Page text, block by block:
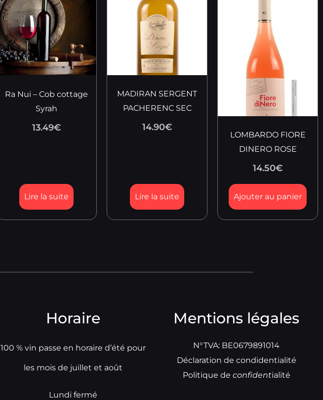
Ra Nui – Cob cottage
Syrah
13.49€
Lire la suite
MADIRAN SERGENT
PACHERENC SEC
14.90€
Lire la suite
LOMBARDO FIORE
DINERO ROSE
14.50€
Ajouter au panier
Horaire
100 % vin passe en horaire d’été pour
les mois de juillet et août
Lundi fermé
Mentions légales
N°TVA: BE0679891014
Déclaration de condidentialité
Politique de confidentialité